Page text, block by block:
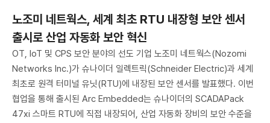
노조미 네트웍스, 세계 최초 RTU 내장형 보안 센서
출시로 산업 자동화 보안 혁신
OT, IoT 및 CPS 보안 분야의 선도 기업 노조미 네트웍스(Nozomi
Networks Inc.)가 슈나이더 일렉트릭(Schneider Electric)과 세계
최초로 원격 터미널 유닛(RTU)에 내장된 보안 센서를 발표했다. 이번
협업을 통해 출시된 Arc Embedded는 슈나이더의 SCADAPack
47xi 스마트 RTU에 직접 내장되어, 산업 자동화 장비의 보안 수준을